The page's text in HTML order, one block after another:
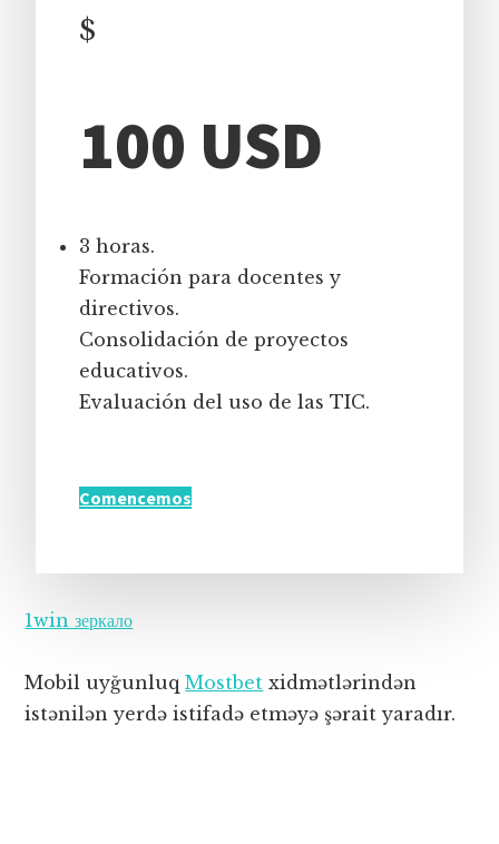
$
100 USD
3 horas.
Formación para docentes y
directivos.
Consolidación de proyectos
educativos.
Evaluación del uso de las TIC.
Comencemos
1win зеркало
Mobil uyğunluqMostbet xidmətlərindən
istənilən yerdə istifadə etməyə şərait yaradır.